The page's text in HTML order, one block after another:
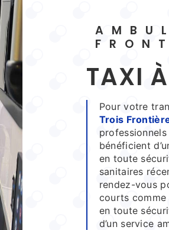
AMBULANCE DES TROIS
TAXI
Pour votre
Trois
bénéficient
en toute
sanitaires
rendez-vous
courts comme
en toute
d’un service